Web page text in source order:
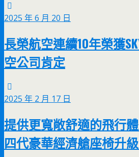
2025 年 6 月 20 日
長榮航空連續10年榮獲
空公司肯定
2025 年 2 月 17 日
提供更寬敞舒適的飛行
四代豪華經濟艙座椅升級